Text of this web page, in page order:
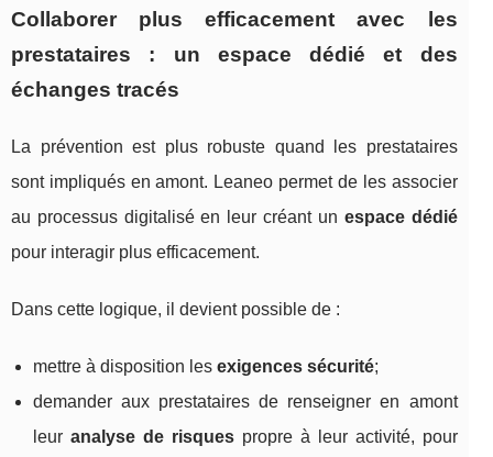
Collaborer plus efficacement avec les
prestataires : un espace dédié et des
échanges tracés
La prévention est plus robuste quand les prestataires
sont impliqués en amont. Leaneo permet de les associer
au processus digitalisé en leur créant un espace dédié
pour interagir plus efficacement.
Dans cette logique, il devient possible de :
mettre à disposition les exigences sécurité;
demander aux prestataires de renseigner en amont
leur analyse de risquespropre à leur activité, pour